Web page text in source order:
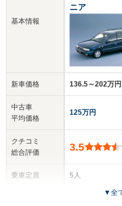
基本情報
新車価格
中古車
平均価格
クチコミ
総合評価
乗車定員
ニア
136.5～202万円
125万円
3.5
5人
▼全